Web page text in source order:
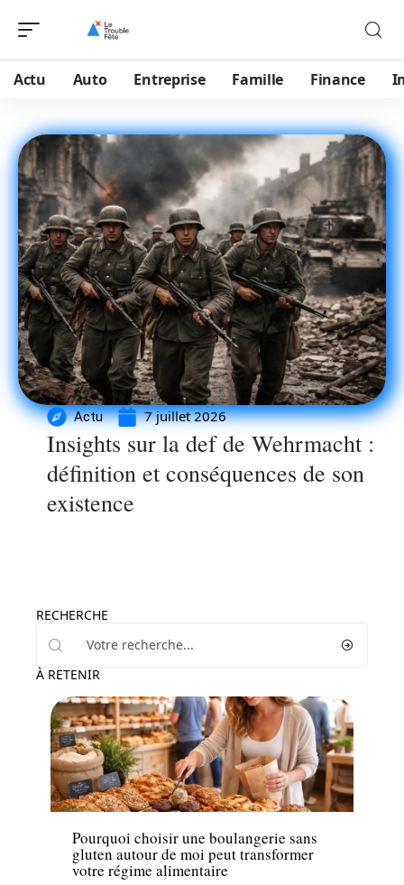
Actu Auto Entreprise Famille Finance
Actu 7 juillet 2026
Insights sur la def de Wehrmacht :
définition et conséquences de son
existence
RECHERCHE
À RETENIR
Loisirs
Pourquoi choisir une boulangerie sans
gluten autour de moi peut transformer
votre régime alimentaire